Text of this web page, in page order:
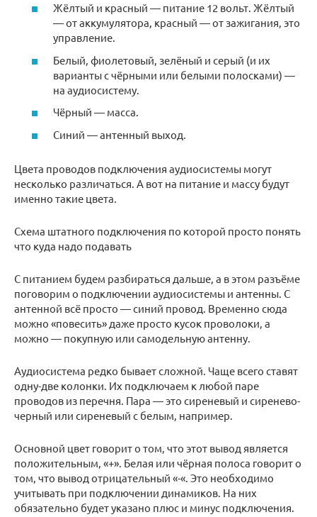
Жёлтый и красный — питание 12 вольт. Жёлтый
— от аккумулятора, красный — от зажигания, это
управление.
Белый, фиолетовый, зелёный и серый (и их
варианты с чёрными или белыми полосками) —
на аудиосистему.
Чёрный — масса.
Синий — антенный выход.
Цвета проводов подключения аудиосистемы могут
несколько различаться. А вот на питание и массу будут
именно такие цвета.
Схема штатного подключения по которой просто понять
что куда надо подавать
С питанием будем разбираться дальше, а в этом разъёме
поговорим о подключении аудиосистемы и антенны. С
антенной всё просто — синий провод. Временно сюда
можно «повесить» даже просто кусок проволоки, а
можно — покупную или самодельную антенну.
Аудиосистема редко бывает сложной. Чаще всего ставят
одну-две колонки. Их подключаем к любой паре
проводов из перечня. Пара — это сиреневый и сиренево-
черный или сиреневый с белым, например.
Основной цвет говорит о том, что этот вывод является
положительным, «+». Белая или чёрная полоса говорит о
том, что вывод отрицательный «-«. Это необходимо
учитывать при подключении динамиков. На них
обязательно будет указано плюс и минус подключения.